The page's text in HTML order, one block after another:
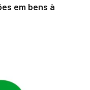
em bens à